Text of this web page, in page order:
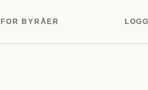
FOR BYRÅER